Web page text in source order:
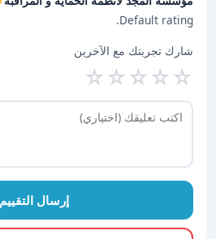
Default rating.
شارك تجربتك مع الآخرين
☆
☆
☆
☆
☆
إرسال التقييم